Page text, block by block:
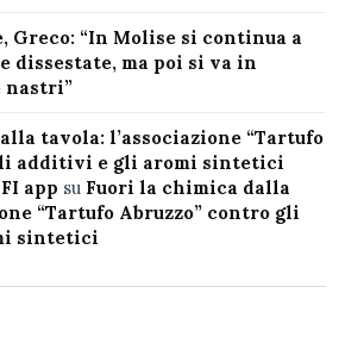
Greco: “In Molise si continua a
dissestate, ma poi si va in
nastri”
tavola: l’associazione “Tartufo
additivi e gli aromi sintetici
app su Fuori la chimica dalla
“Tartufo Abruzzo” contro gli
sintetici